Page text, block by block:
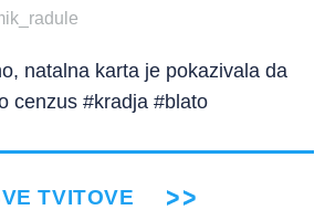
natalna karta je pokazivala da
cenzus #kradja #blato
TVITOVE